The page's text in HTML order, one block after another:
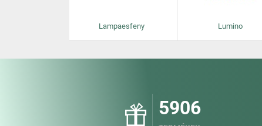
Lampaesfeny Lumino
5906